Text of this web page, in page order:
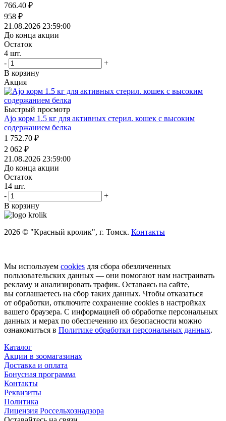
766.40 ₽
958 ₽
21.08.2026 23:59:00
До конца акции
Остаток
4 шт.
-
+
В корзину
Акция
Быстрый просмотр
Ajo корм 1.5 кг для активных стерил. кошек с высоким
содержанием белка
1 752.70 ₽
2 062 ₽
21.08.2026 23:59:00
До конца акции
Остаток
14 шт.
-
+
В корзину
2026 © "Красный кролик", г. Томск. Контакты
Мы используем cookies для сбора обезличенных
пользовательских данных — они помогают нам настраивать
рекламу и анализировать трафик. Оставаясь на сайте,
вы соглашаетесь на сбор таких данных. Чтобы отказаться
от обработки, отключите сохранение cookies в настройках
вашего браузера. С информацией об обработке персональных
данных и мерах по обеспечению их безопасности можно
ознакомиться в Политике обработки персональных данных.
Каталог
Акции в зоомагазинах
Доставка и оплата
Бонусная программа
Контакты
Реквизиты
Политика
Лицензия Россельхознадзора